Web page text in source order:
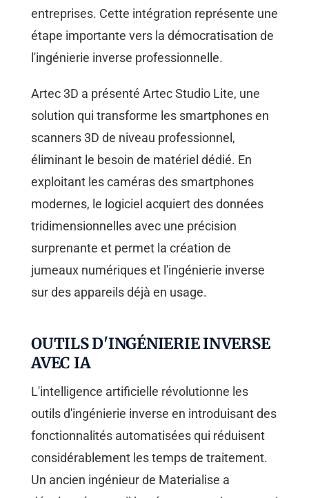
entreprises. Cette intégration représente une
étape importante vers la démocratisation de
l'ingénierie inverse professionnelle.
Artec 3D a présenté Artec Studio Lite, une
solution qui transforme les smartphones en
scanners 3D de niveau professionnel,
éliminant le besoin de matériel dédié. En
exploitant les caméras des smartphones
modernes, le logiciel acquiert des données
tridimensionnelles avec une précision
surprenante et permet la création de
jumeaux numériques et l'ingénierie inverse
sur des appareils déjà en usage.
OUTILS D'INGÉNIERIE INVERSE
AVEC IA
L'intelligence artificielle révolutionne les
outils d'ingénierie inverse en introduisant des
fonctionnalités automatisées qui réduisent
considérablement les temps de traitement.
Un ancien ingénieur de Materialise a